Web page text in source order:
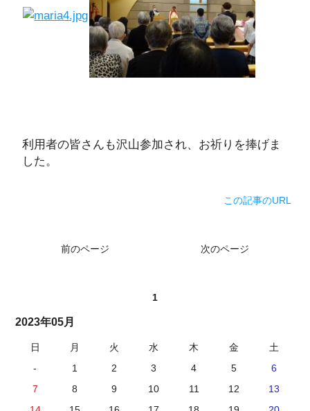
利用者の皆さんも沢山参加され、お祈りを捧げま
した。
この記事のURL
前のページ 次のページ
1
2023年05月
日 月 火 水 木 金
土
-
1 2 3 4 5
6
7
8 9 10 11 12
13